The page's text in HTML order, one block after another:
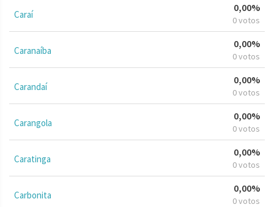
Caraí
0,00%
0 votos
Caranaíba
0,00%
0 votos
Carandaí
0,00%
0 votos
Carangola
0,00%
0 votos
Caratinga
0,00%
0 votos
Carbonita
0,00%
0 votos